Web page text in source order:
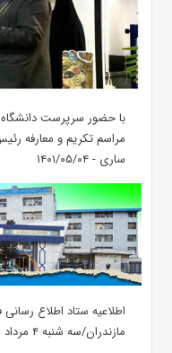
با حضور سرپرست دانشگاه
مراسم تکریم و معارفه
ساری - ۱۴۰۱/۰۵/۰۴
اطلاعیه ستاد اطلاع
مازندران/سه شنبه ۴ مرداد ۱۴۰۱ - ۱۴۰۱/۰۵/۰۴